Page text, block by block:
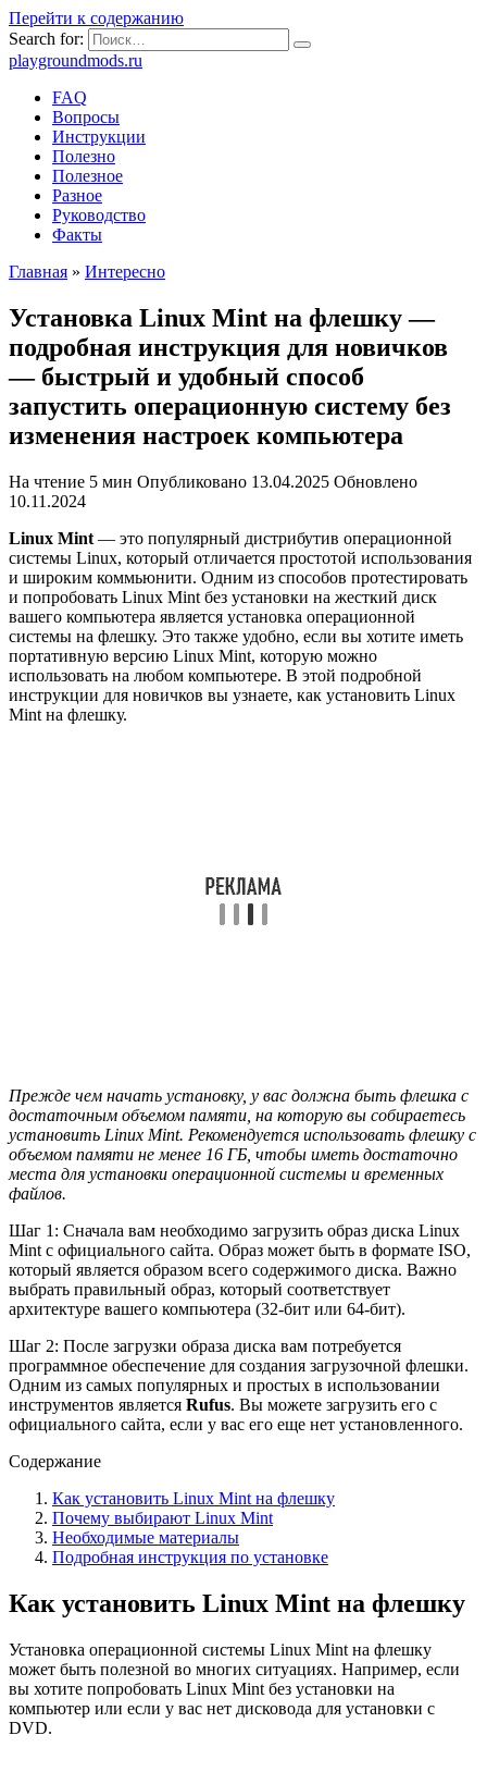
Перейти к содержанию
Search for:
playgroundmods.ru
FAQ
Вопросы
Инструкции
Полезно
Полезное
Разное
Руководство
Факты
Главная » Интересно
Установка Linux Mint на флешку —
подробная инструкция для новичков
— быстрый и удобный способ
запустить операционную систему без
изменения настроек компьютера
На чтение 5 мин Опубликовано 13.04.2025 Обновлено
10.11.2024
Linux Mint — это популярный дистрибутив операционной
системы Linux, который отличается простотой использования
и широким коммьюнити. Одним из способов протестировать
и попробовать Linux Mint без установки на жесткий диск
вашего компьютера является установка операционной
системы на флешку. Это также удобно, если вы хотите иметь
портативную версию Linux Mint, которую можно
использовать на любом компьютере. В этой подробной
инструкции для новичков вы узнаете, как установить Linux
Mint на флешку.
Прежде чем начать установку, у вас должна быть флешка с
достаточным объемом памяти, на которую вы собираетесь
установить Linux Mint. Рекомендуется использовать флешку с
объемом памяти не менее 16 ГБ, чтобы иметь достаточно
места для установки операционной системы и временных
файлов.
Шаг 1: Сначала вам необходимо загрузить образ диска Linux
Mint с официального сайта. Образ может быть в формате ISO,
который является образом всего содержимого диска. Важно
выбрать правильный образ, который соответствует
архитектуре вашего компьютера (32-бит или 64-бит).
Шаг 2: После загрузки образа диска вам потребуется
программное обеспечение для создания загрузочной флешки.
Одним из самых популярных и простых в использовании
инструментов является Rufus. Вы можете загрузить его с
официального сайта, если у вас его еще нет установленного.
Содержание
Как установить Linux Mint на флешку
Почему выбирают Linux Mint
Необходимые материалы
Подробная инструкция по установке
Как установить Linux Mint на флешку
Установка операционной системы Linux Mint на флешку
может быть полезной во многих ситуациях. Например, если
вы хотите попробовать Linux Mint без установки на
компьютер или если у вас нет дисковода для установки с
DVD.